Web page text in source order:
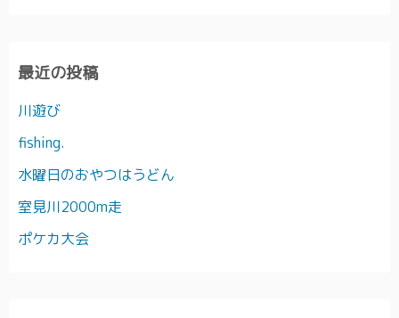
最近の投稿
川遊び
fishing.
水曜日のおやつはうどん
室見川2000m走
ポケカ大会